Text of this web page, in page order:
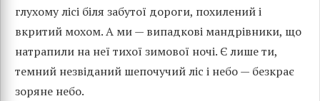
глухому лісі біля забутої дороги, похилений і
вкритий мохом. А ми — випадкові мандрівники, що
натрапили на неї тихої зимової ночі. Є лише ти,
темний незвіданий шепочучий ліс і небо — безкрає
зоряне небо.